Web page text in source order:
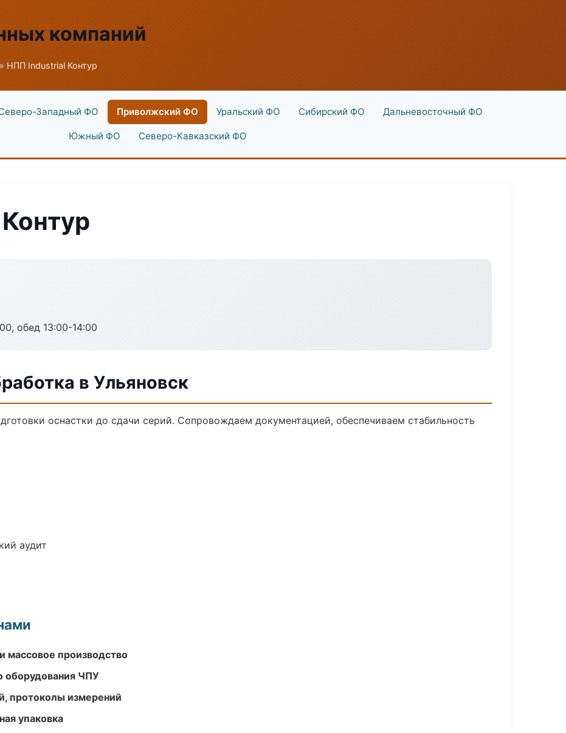
компаний
» НПП Industrial Контур
Западный ФО Приволжский ФО Уральский ФО Сибирский ФО Дальневосточный ФО
Южный ФО Северо-Кавказский ФО
обед 13:00-14:00
в Ульяновск
оснастки до сдачи серий. Сопровождаем документацией, обеспечиваем стабильность
аудит
массовое производство
оборудования ЧПУ
протоколы измерений
упаковка